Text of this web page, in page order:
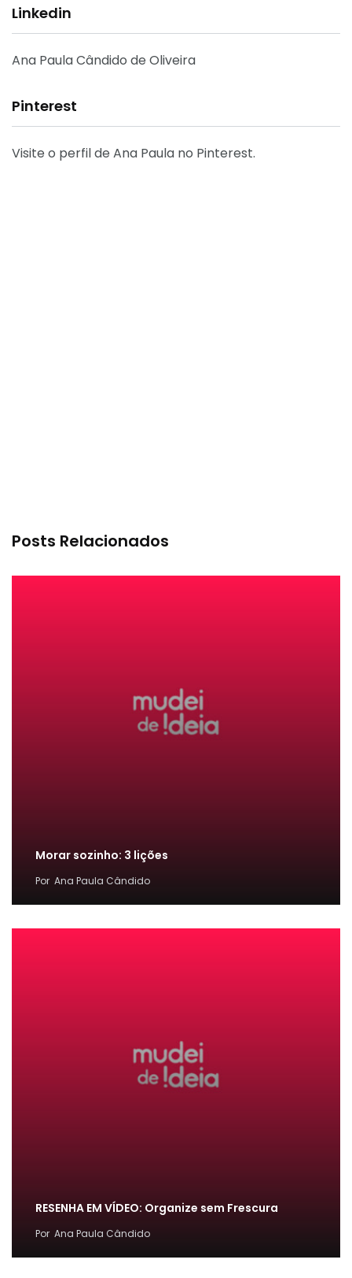
Linkedin
Ana Paula Cândido de Oliveira
Pinterest
Visite o perfil de Ana Paula no Pinterest.
Posts Relacionados
Morar sozinho: 3 lições
Por Ana Paula Cândido
RESENHA EM VÍDEO: Organize sem Frescura
Por Ana Paula Cândido